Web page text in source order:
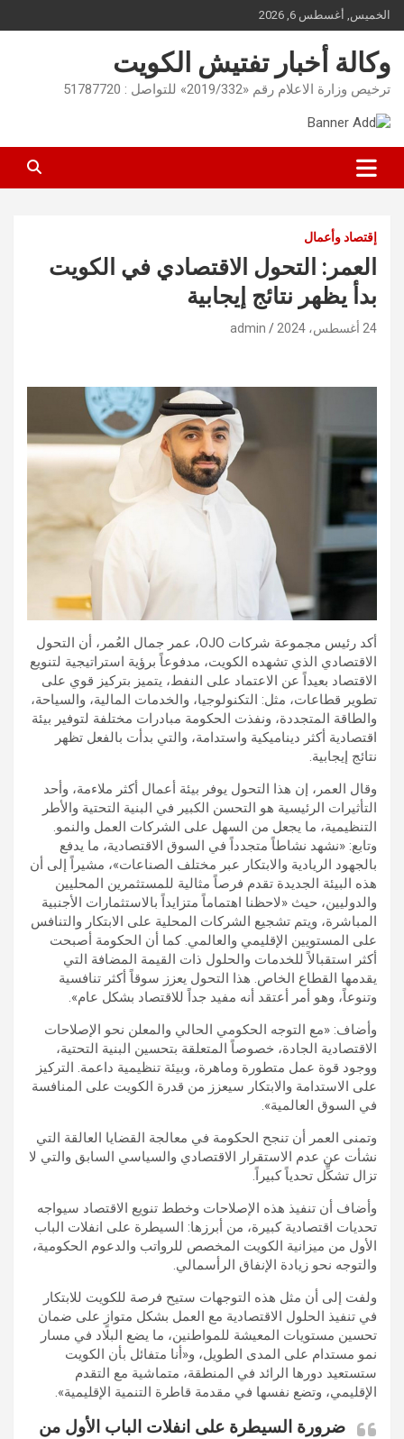
Skip
to
content
الخميس, أغسطس 6, 2026
وكالة أخبار تفتيش الكويت
ترخيص وزارة الاعلام رقم «2019/332» للتواصل : 51787720
إقتصاد وأعمال
العمر: التحول الاقتصادي في الكويت
بدأ يظهر نتائج إيجابية
24 أغسطس، 2024 admin
أكد رئيس مجموعة شركات OJO، عمر جمال العُمر، أن التحول
الاقتصادي الذي تشهده الكويت، مدفوعاً برؤية استراتيجية لتنويع
الاقتصاد بعيداً عن الاعتماد على النفط، يتميز بتركيز قوي على
تطوير قطاعات، مثل: التكنولوجيا، والخدمات المالية، والسياحة،
والطاقة المتجددة، ونفذت الحكومة مبادرات مختلفة لتوفير بيئة
اقتصادية أكثر ديناميكية واستدامة، والتي بدأت بالفعل تظهر
نتائج إيجابية.
وقال العمر، إن هذا التحول يوفر بيئة أعمال أكثر ملاءمة، وأحد
التأثيرات الرئيسية هو التحسن الكبير في البنية التحتية والأطر
التنظيمية، ما يجعل من السهل على الشركات العمل والنمو.
وتابع: «نشهد نشاطاً متجدداً في السوق الاقتصادية، ما يدفع
بالجهود الريادية والابتكار عبر مختلف الصناعات»، مشيراً إلى أن
هذه البيئة الجديدة تقدم فرصاً مثالية للمستثمرين المحليين
والدوليين، حيث «لاحظنا اهتماماً متزايداً بالاستثمارات الأجنبية
المباشرة، ويتم تشجيع الشركات المحلية على الابتكار والتنافس
على المستويين الإقليمي والعالمي. كما أن الحكومة أصبحت
أكثر استقبالاً للخدمات والحلول ذات القيمة المضافة التي
يقدمها القطاع الخاص. هذا التحول يعزز سوقاً أكثر تنافسية
وتنوعاً، وهو أمر أعتقد أنه مفيد جداً للاقتصاد بشكل عام».
وأضاف: «مع التوجه الحكومي الحالي والمعلن نحو الإصلاحات
الاقتصادية الجادة، خصوصاً المتعلقة بتحسين البنية التحتية،
ووجود قوة عمل متطورة وماهرة، وبيئة تنظيمية داعمة. التركيز
على الاستدامة والابتكار سيعزز من قدرة الكويت على المنافسة
في السوق العالمية».
وتمنى العمر أن تنجح الحكومة في معالجة القضايا العالقة التي
نشأت عن عدم الاستقرار الاقتصادي والسياسي السابق والتي لا
تزال تشكِّل تحدياً كبيراً.
وأضاف أن تنفيذ هذه الإصلاحات وخطط تنويع الاقتصاد سيواجه
تحديات اقتصادية كبيرة، من أبرزها: السيطرة على انفلات الباب
الأول من ميزانية الكويت المخصص للرواتب والدعوم الحكومية،
والتوجه نحو زيادة الإنفاق الرأسمالي.
ولفت إلى أن مثل هذه التوجهات ستيح فرصة للكويت للابتكار
في تنفيذ الحلول الاقتصادية مع العمل بشكل متوازٍ على ضمان
تحسين مستويات المعيشة للمواطنين، ما يضع البلاد في مسار
نمو مستدام على المدى الطويل، و«أنا متفائل بأن الكويت
ستستعيد دورها الرائد في المنطقة، متماشية مع التقدم
الإقليمي، وتضع نفسها في مقدمة قاطرة التنمية الإقليمية».
ضرورة السيطرة على انفلات الباب الأول من